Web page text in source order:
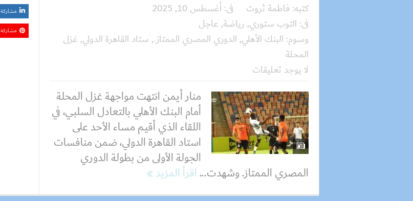
كتبه: فاطمة ثروت فى:أغسطس 10, 2025
فى: التوب ستوري, رياضة, عاجل
وسوم: البنك الأهلي, الدوري المصري الممتاز., ستاد القاهرة الدولي, غزل
المحلة
لا يوجد تعليقات
منار أيمن انتهت مواجهة غزل المحلة
أمام البنك الأهلي بالتعادل السلبي، في
اللقاء الذي أقيم مساء الأحد على
استاد القاهرة الدولي، ضمن منافسات
الجولة الأولى من بطولة الدوري
المصري الممتاز. وشهدت...اقرأ المزيد
مشاركة
مشاركة